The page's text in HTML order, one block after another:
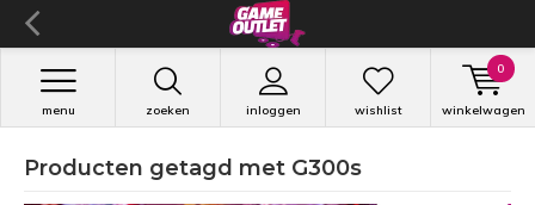
zoeken inloggen
menu wishlist winkelwagen
0
Producten getagd met G300s